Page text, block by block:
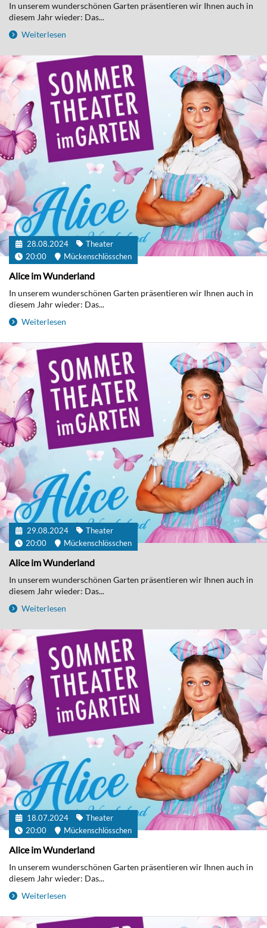
In unserem wunderschönen Garten präsentieren wir Ihnen auch in
diesem Jahr wieder: Das...
Weiterlesen
28.08.2024
Theater
20:00
Mückenschlösschen
Alice im Wunderland
In unserem wunderschönen Garten präsentieren wir Ihnen auch in
diesem Jahr wieder: Das...
Weiterlesen
29.08.2024
Theater
20:00
Mückenschlösschen
Alice im Wunderland
In unserem wunderschönen Garten präsentieren wir Ihnen auch in
diesem Jahr wieder: Das...
Weiterlesen
18.07.2024
Theater
20:00
Mückenschlösschen
Alice im Wunderland
In unserem wunderschönen Garten präsentieren wir Ihnen auch in
diesem Jahr wieder: Das...
Weiterlesen